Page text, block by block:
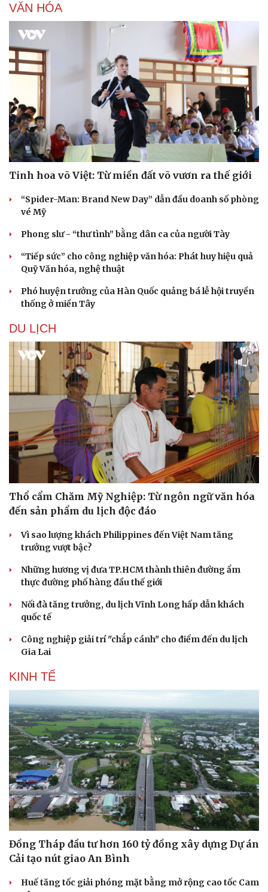
Văn hóa
Sân khấu - Điện ảnh
Âm nhạc
Di sản
Giải trí
Sao Việt
VĂN HÓA
Tinh hoa võ Việt: Từ miền đất võ vươn ra thế giới
“Spider-Man: Brand New Day” dẫn đầu doanh số phòng
vé Mỹ
Phong slư - “thư tình” bằng dân ca của người Tày
“Tiếp sức” cho công nghiệp văn hóa: Phát huy hiệu quả
Quỹ Văn hóa, nghệ thuật
Phó huyện trưởng của Hàn Quốc quảng bá lễ hội truyền
thống ở miền Tây
DU LỊCH
Thổ cẩm Chăm Mỹ Nghiệp: Từ ngôn ngữ văn hóa
đến sản phẩm du lịch độc đáo
Vì sao lượng khách Philippines đến Việt Nam tăng
trưởng vượt bậc?
Những hương vị đưa TP.HCM thành thiên đường ẩm
thực đường phố hàng đầu thế giới
Nối đà tăng trưởng, du lịch Vĩnh Long hấp dẫn khách
quốc tế
Công nghiệp giải trí "chắp cánh" cho điểm đến du lịch
Gia Lai
KINH TẾ
Đồng Tháp đầu tư hơn 160 tỷ đồng xây dựng Dự án
Cải tạo nút giao An Bình
Huế tăng tốc giải phóng mặt bằng mở rộng cao tốc Cam